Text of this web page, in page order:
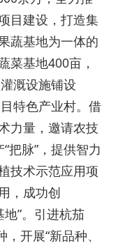
目建设，打造集
蔬基地为一体的
菜基地400亩，
溉设施铺设
特色产业村。借
力量，邀请农技
把脉”，提供智力
技术示范应用项
，成功创
”。引进杭茄
开展“新品种、